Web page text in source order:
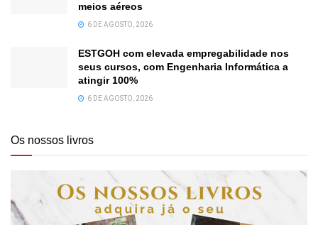
meios aéreos
6 DE AGOSTO, 2026
ESTGOH com elevada empregabilidade nos
seus cursos, com Engenharia Informática a
atingir 100%
6 DE AGOSTO, 2026
Os nossos livros